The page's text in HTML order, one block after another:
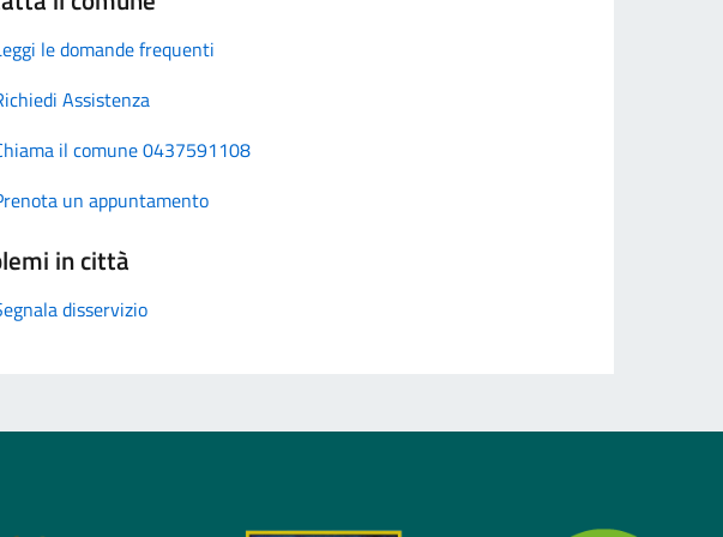
le domande frequenti
Assistenza
il comune 0437591108
un appuntamento
in città
disservizio